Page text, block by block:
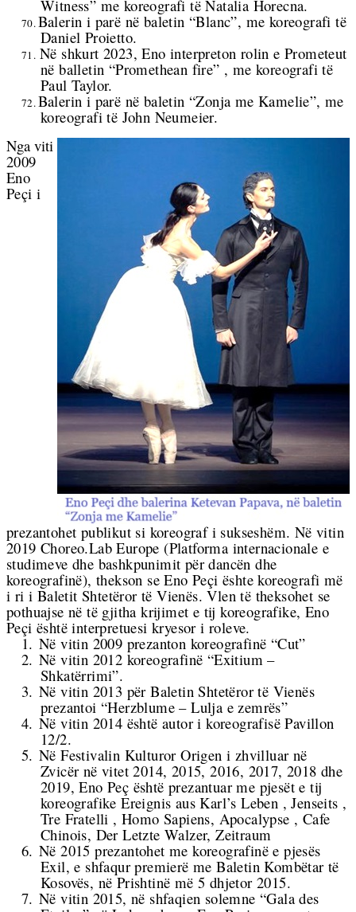
Witness” me koreografi të Natalia Horecna.
70.Balerin i parë në baletin “Blanc”, me koreografi të
Daniel Proietto.
71. Në shkurt 2023, Eno interpreton rolin e Prometeut
në balletin “Promethean fire” , me koreografi të
Paul Taylor.
72.Balerin i parë në baletin “Zonja me Kamelie”, me
koreografi të John Neumeier.
Nga viti
2009
Eno
Peçi i
prezantohet publikut si koreograf i sukseshëm. Në vitin
2019 Choreo.Lab Europe (Platforma internacionale e
studimeve dhe bashkpunimit për dancën dhe
koreografinë), thekson se Eno Peçi ështe koreografi më
i ri i Baletit Shtetëror të Vienës. Vlen të theksohet se
pothuajse në të gjitha krijimet e tij koreografike, Eno
Peçi është interpretuesi kryesor i roleve.
1. Në vitin 2009 prezanton koreografinë “Cut”
2. Në vitin 2012 koreografinë “Exitium –
Shkatërrimi”.
3. Në vitin 2013 për Baletin Shtetëror të Vienës
prezantoi “Herzblume – Lulja e zemrës”
4. Në vitin 2014 është autor i koreografisë Pavillon
12/2.
5. Në Festivalin Kulturor Origen i zhvilluar në
Zvicër në vitet 2014, 2015, 2016, 2017, 2018 dhe
2019, Eno Peç është prezantuar me pjesët e tij
koreografike Ereignis aus Karl’s Leben , Jenseits ,
Tre Fratelli , Homo Sapiens, Apocalypse , Cafe
Chinois, Der Letzte Walzer, Zeitraum
6. Në 2015 prezantohet me koreografinë e pjesës
Exil, e shfaqur premierë me Baletin Kombëtar të
Kosovës, në Prishtinë më 5 dhjetor 2015.
7. Në vitin 2015, në shfaqien solemne “Gala des